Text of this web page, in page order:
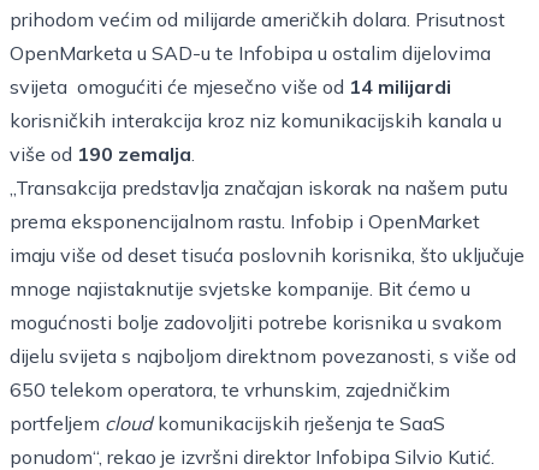
prihodom većim od milijarde američkih dolara. Prisutnost
OpenMarketa u SAD-u te Infobipa u ostalim dijelovima
svijeta omogućiti će mjesečno više od 14 milijardi
korisničkih interakcija kroz niz komunikacijskih kanala u
više od 190 zemalja.
„Transakcija predstavlja značajan iskorak na našem putu
prema eksponencijalnom rastu. Infobip i OpenMarket
imaju više od deset tisuća poslovnih korisnika, što uključuje
mnoge najistaknutije svjetske kompanije. Bit ćemo u
mogućnosti bolje zadovoljiti potrebe korisnika u svakom
dijelu svijeta s najboljom direktnom povezanosti, s više od
650 telekom operatora, te vrhunskim, zajedničkim
portfeljem cloudkomunikacijskih rješenja te SaaS
ponudom“, rekao je izvršni direktor Infobipa Silvio Kutić.